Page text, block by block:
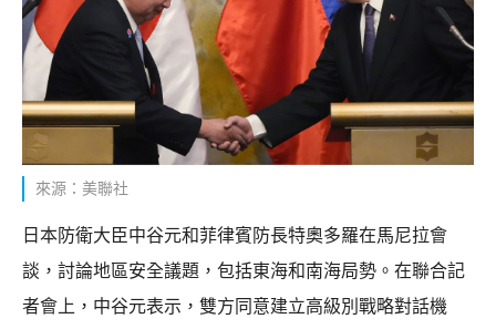
來源：美聯社
日本防衛大臣中谷元和菲律賓防長特奧多羅在馬尼拉會
談，討論地區安全議題，包括東海和南海局勢。在聯合記
者會上，中谷元表示，雙方同意建立高級別戰略對話機